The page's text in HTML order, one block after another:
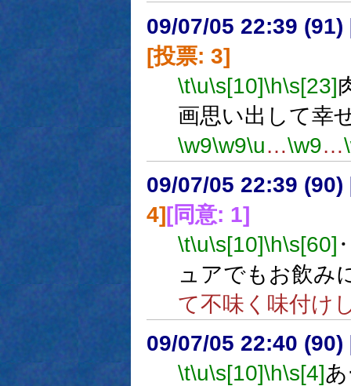
09/07/05 22:39 (91)
[投票: 3]
\t\u\s[10]\h\s[23]
画思い出して幸
\w9\w9\u…\w9…
09/07/05 22:39 (90)
4][同意: 1]
\t\u\s[10]\h\s[60]
ュアでもお飲み
て不味く味付け
09/07/05 22:40 (90)
\t\u\s[10]\h\s[4]